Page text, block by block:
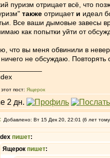
пуризм отрицает всё, что
также отрицает и идеал
Все ваши дымовые завесы
как попытки уйти от
что вы меня обвинили в
не обсуждаю. Повторять
пост: Ящерок
Добавлено: Вт 15 Дек 20, 22:01 (6 лет
пишет:
Ящерок пишет: